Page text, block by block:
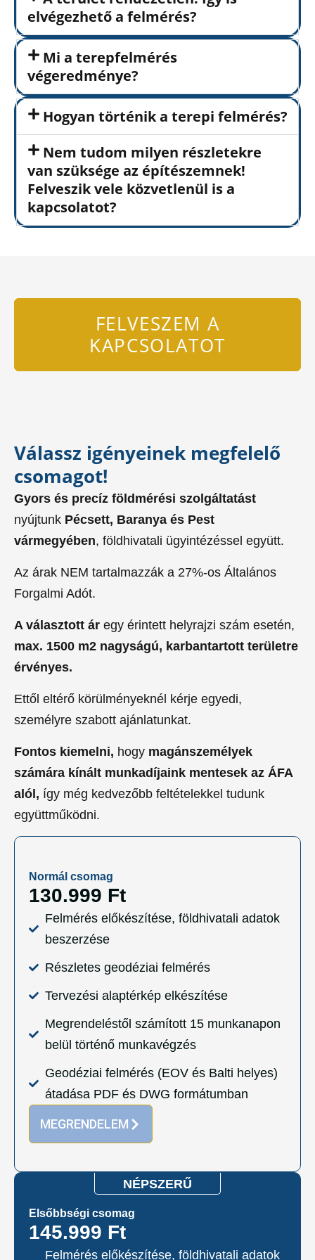
elvégezhető a felmérés?
Mi a terepfelmérés
végeredménye?
Hogyan történik a terepi felmérés?
Nem tudom milyen részletekre
van szüksége az építészemnek!
Felveszik vele közvetlenül is a
kapcsolatot?
FELVESZEM A
KAPCSOLATOT
Válassz igényeinek megfelelő
csomagot!
Gyors és precíz földmérési szolgáltatást
nyújtunk Pécsett, Baranya és Pest
vármegyében, földhivatali ügyintézéssel együtt.
Az árak NEM tartalmazzák a 27%-os Általános
Forgalmi Adót.
A választott ár egy érintett helyrajzi szám esetén,
max. 1500 m2 nagyságú, karbantartott területre
érvényes.
Ettől eltérő körülményeknél kérje egyedi,
személyre szabott ajánlatunkat.
Fontos kiemelni, hogy magánszemélyek
számára kínált munkadíjaink mentesek az ÁFA
alól, így még kedvezőbb feltételekkel tudunk
együttműködni.
Normál csomag
130.999 Ft
Felmérés előkészítése, földhivatali adatok
beszerzése
Részletes geodéziai felmérés
Tervezési alaptérkép elkészítése
Megrendeléstől számított 15 munkanapon
belül történő munkavégzés
Geodéziai felmérés (EOV és Balti helyes)
átadása PDF és DWG formátumban
MEGRENDELEM
NÉPSZERŰ
Elsőbbségi csomag
145.999 Ft
Felmérés előkészítése, földhivatali adatok